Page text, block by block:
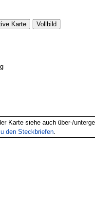
Karte Vollbild
Karte siehe auch über-/
den Steckbriefen.